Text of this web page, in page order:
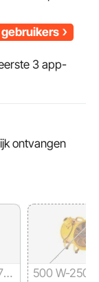
3 app-
ontvangen
500 W-2500